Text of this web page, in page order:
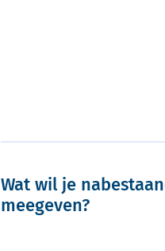
Wat wil je
meegeven?